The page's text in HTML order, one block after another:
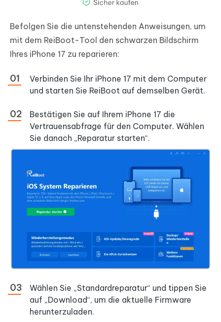
Befolgen Sie die untenstehenden Anweisungen, um
mit dem ReiBoot-Tool den schwarzen Bildschirm
Ihres iPhone 17 zu reparieren:
Verbinden Sie Ihr iPhone 17 mit dem Computer
und starten Sie ReiBoot auf demselben Gerät.
Bestätigen Sie auf Ihrem iPhone 17 die
Vertrauensabfrage für den Computer. Wählen
Sie danach „Reparatur starten“.
Wählen Sie „Standardreparatur“ und tippen Sie
auf „Download“, um die aktuelle Firmware
herunterzuladen.